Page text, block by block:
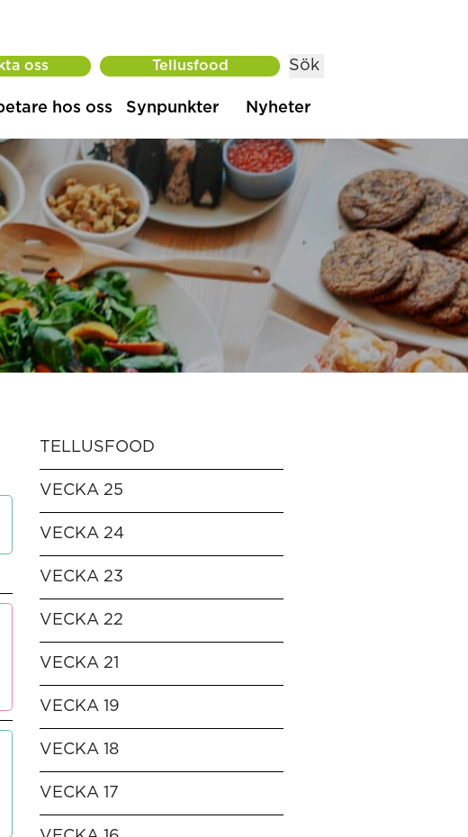
oss Tellusfood Sök
hos oss Synpunkter Nyheter
TELLUSFOOD
VECKA 25
VECKA 24
VECKA 23
VECKA 22
VECKA 21
VECKA 19
VECKA 18
VECKA 17